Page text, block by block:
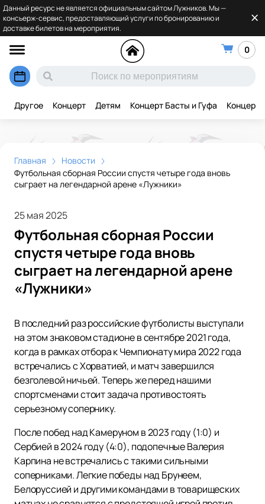
Данный ресурс не является официальным сайтом Лужников. Мы —
консьерж-сервис, предоставляющий услуги по бронированию и
доставке билетов на мероприятия.
0
Другое Концерт Детям Концерт Басты и Гуфа Концерт
Главная
Новости
Футбольная сборная России спустя четыре года вновь
сыграет на легендарной арене «Лужники»
25 мая 2025
Футбольная сборная России
спустя четыре года вновь
сыграет на легендарной арене
«Лужники»
В последний раз российские футболисты выступали
на этом знаковом стадионе в сентябре 2021 года,
когда в рамках отбора к Чемпионату мира 2022 года
встречались с Хорватией, и матч завершился
безголевой ничьей. Теперь же перед нашими
спортсменами стоит задача противостоять
серьезному сопернику.
После побед над Камеруном в 2023 году (1:0) и
Сербией в 2024 году (4:0), подопечные Валерия
Карпина не встречались с такими сильными
соперниками. Легкие победы над Брунеем,
Белоруссией и другими командами в товарищеских